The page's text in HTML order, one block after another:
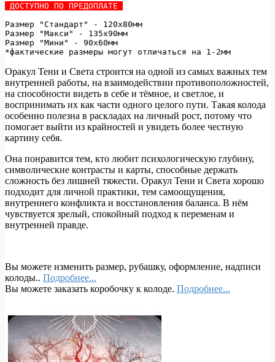
ДОСТУПНО ПО ПРЕДОПЛАТЕ
Размер "Стандарт" - 120х80мм
Размер "Макси" - 135х90мм
Размер "Мини" - 90х60мм
Оракул Тени и Света строится на одной из самых важных тем
внутренней работы, на взаимодействии противоположностей,
на способности видеть в себе и тёмное, и светлое, и
воспринимать их как части одного целого пути. Такая колода
особенно полезна в раскладах на личный рост, потому что
помогает выйти из крайностей и увидеть более честную
картину себя.
Она понравится тем, кто любит психологическую глубину,
символические контрасты и карты, способные держать
сложность без лишней тяжести. Оракул Тени и Света хорошо
подходит для личной практики, тем самоощущения,
внутреннего конфликта и восстановления баланса. В нём
чувствуется зрелый, спокойный подход к переменам и
внутренней правде.
Вы можете изменить размер, рубашку, оформление, надписи
колоды.. Подробнее...
Вы можете заказать коробочку к колоде. Подробнее...